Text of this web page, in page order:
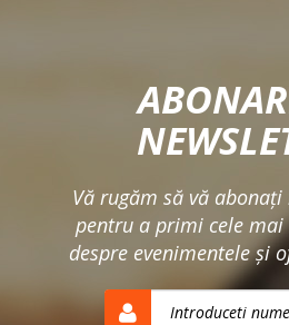
Vă rugăm să vă
pentru a primi cele
despre evenimentele şi